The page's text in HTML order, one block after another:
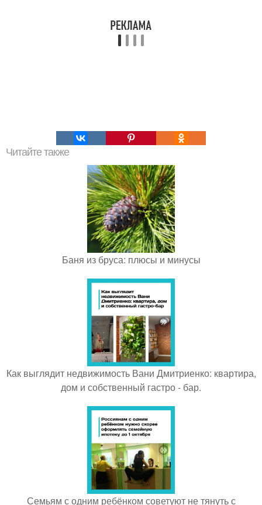
Читайте также
Баня из бруса: плюсы и минусы
Как выглядит недвижимость Вани Дмитриенко: квартира,
дом и собственный гастро - бар.
Семьям с одним ребёнком советуют не тянуть с